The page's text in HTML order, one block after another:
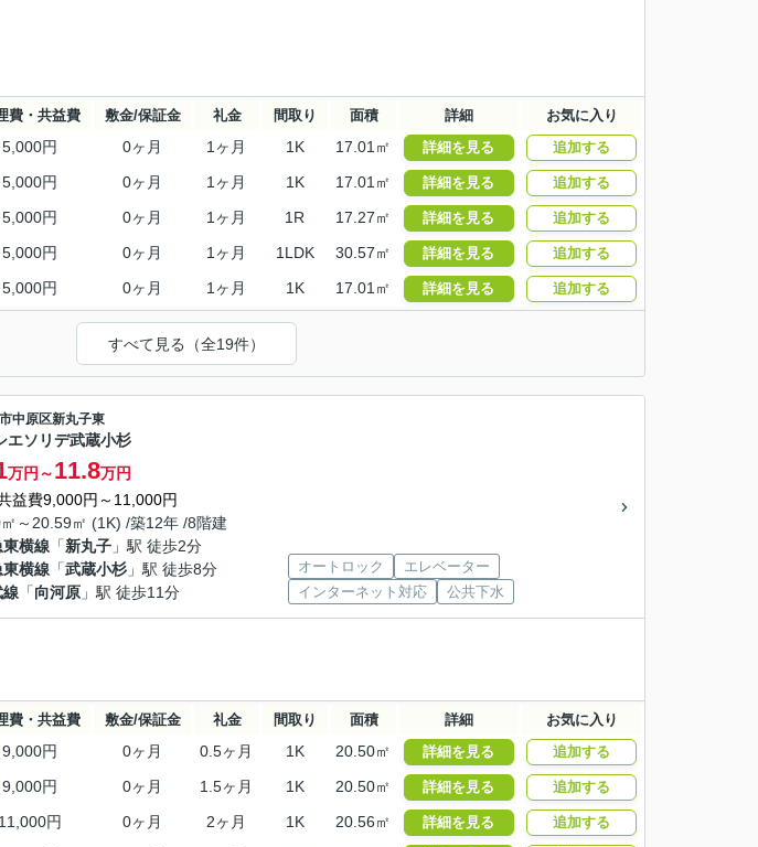
費・共益費 敷金/保証金 礼金 間取り 面積 詳細 お気に入り
5,000円 0ヶ月 1ヶ月 1K 17.01㎡ 詳細を見る 追加する
5,000円 0ヶ月 1ヶ月 1K 17.01㎡ 詳細を見る 追加する
5,000円 0ヶ月 1ヶ月 1R 17.27㎡ 詳細を見る 追加する
5,000円 0ヶ月 1ヶ月 1LDK 30.57㎡ 詳細を見る 追加する
5,000円 0ヶ月 1ヶ月 1K 17.01㎡ 詳細を見る 追加する
すべて見る（全19件）
中原区新丸子東
エソリデ武蔵小杉
万円～11.8万円
益費9,000円～11,000円
～20.59㎡ (1K) /築12年 /8階建
東横線 「新丸子 」駅 徒歩2分
東横線 「武蔵小杉 」駅 徒歩8分
線 「向河原 」駅 徒歩11分
オートロック
エレベーター
インターネット対応
公共下水
費・共益費 敷金/保証金 礼金 間取り 面積 詳細 お気に入り
9,000円 0ヶ月 0.5ヶ月 1K 20.50㎡ 詳細を見る 追加する
9,000円 0ヶ月 1.5ヶ月 1K 20.50㎡ 詳細を見る 追加する
11,000円 0ヶ月 2ヶ月 1K 20.56㎡ 詳細を見る 追加する